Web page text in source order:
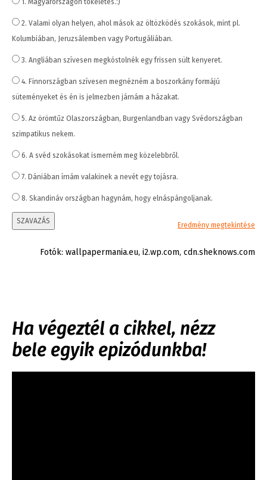
2. Valami olyan helyen, ahol mások az öltözködés szokások, mint pl.
Kolumbiában, Jeruzsálemben vagy Portugáliában.
3. Angliában szívesen megkóstolnék egy frissen sült kenyeret.
4. Finnországban szívesen megnézném a boszorkány formájú
süteményeket és én is jelmezben járnám a házakat.
5. Az örömtűz Olaszországban, Burgenlandban vagy Svédországban
szimpatikus nekem.
6. A svéd szokásokat ismerném meg közelebbről.
7. Dániában írnám valakinek a nevét egy tojásra.
8. Skandináv országban hagynám, hogy elnáspángoljanak.
SZAVAZÁS Eredmény megtekintése
Fotók: wallpapermania.eu, i2.wp.com, cdn.sheknows.com
Ha végeztél a cikkel, nézz
bele egyik epizódunkba!